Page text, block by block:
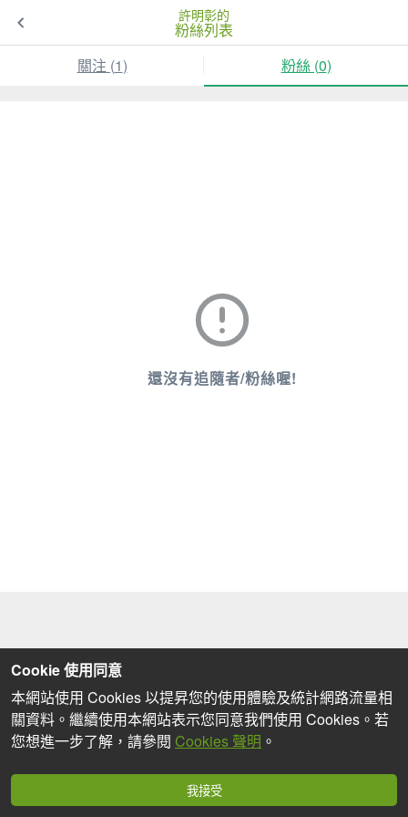
許明彰的
粉絲列表
關注 (1) 粉絲 (0)
還沒有追隨者/粉絲喔!
Cookie 使用同意
本網站使用 Cookies 以提昇您的使用體驗及統計網路流量相
關資料。繼續使用本網站表示您同意我們使用 Cookies。若
您想進一步了解，請參閱 Cookies 聲明 。
我接受